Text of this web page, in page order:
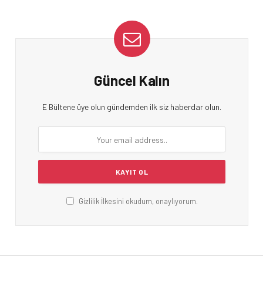
Güncel Kalın
E Bültene üye olun gündemden ilk siz haberdar olun.
Gizlilik İlkesini okudum, onaylıyorum.